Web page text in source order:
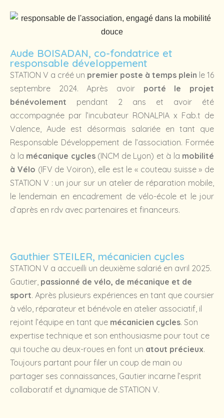
Aude BOISADAN, co-fondatrice et
responsable développement
STATION V a créé un premier poste à temps plein le 16
septembre 2024. Après avoir porté le projet
bénévolement pendant 2 ans et avoir été
accompagnée par l’incubateur RONALPIA x Fab.t de
Valence, Aude est désormais salariée en tant que
Responsable Développement de l’association. Formée
à la mécanique cycles(INCM de Lyon) et à la mobilité
à Vélo (IFV de Voiron), elle est le « couteau suisse » de
STATION V : un jour sur un atelier de réparation mobile,
le lendemain en encadrement de vélo-école et le jour
d’après en rdv avec partenaires et financeurs.
Gauthier STEILER, mécanicien cycles
STATION V a accueilli un deuxième salarié en avril 2025.
Gautier, passionné de vélo, de mécanique et de
sport. Après plusieurs expériences en tant que coursier
à vélo, réparateur et bénévole en atelier associatif, il
rejoint l’équipe en tant que mécanicien cycles. Son
expertise technique et son enthousiasme pour tout ce
qui touche au deux-roues en font un atout précieux.
Toujours partant pour filer un coup de main ou
partager ses connaissances, Gautier incarne l’esprit
collaboratif et dynamique de STATION V.